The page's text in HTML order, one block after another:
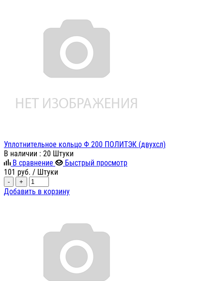
Уплотнительное кольцо Ф 200 ПОЛИТЭК (двухсл)
В наличии : 20 Штуки
В сравнение
Быстрый просмотр
101 руб. / Штуки
- +
Добавить в корзину